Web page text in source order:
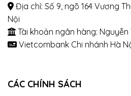
Địa chỉ: Số 9, ngõ 164 Vương
Nội
Tài khoản ngân hàng: Nguyễn
Vietcombank Chi nhánh Hà
CÁC CHÍNH SÁCH